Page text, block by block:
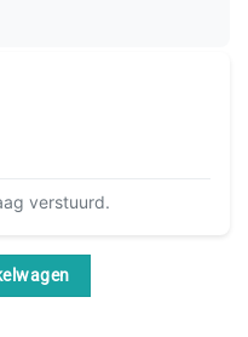
verstuurd.
S/FTP (S-STP) aantal